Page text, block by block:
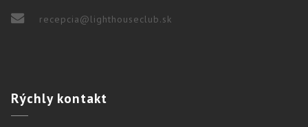
recepcia@lighthouseclub.sk
Rýchlykontakt